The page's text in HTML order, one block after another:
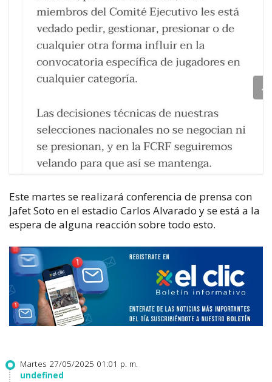
Este martes se realizará conferencia de prensa con
Jafet Soto en el estadio Carlos Alvarado y se está a la
espera de alguna reacción sobre todo esto.
Martes 27/05/2025 01:01 p. m.
undefined